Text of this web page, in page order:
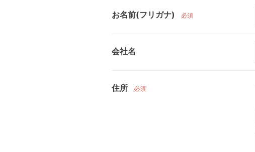
お名前(フリガナ) 必須
会社名
住所 必須